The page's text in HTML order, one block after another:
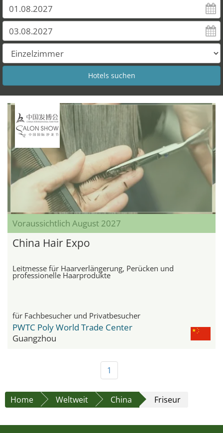
Voraussichtlich August 2027
China Hair Expo
Leitmesse für Haarverlängerung, Perücken und
professionelle Haarprodukte
für Fachbesucher und Privatbesucher
PWTC Poly World Trade Center
Guangzhou
1
Home Weltweit China Friseur